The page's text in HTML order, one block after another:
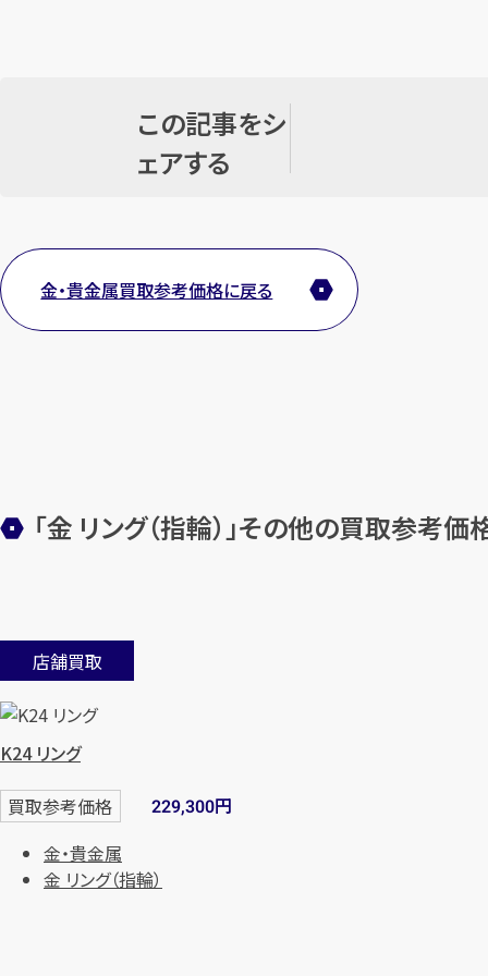
この記事をシ
ェアする
金・貴金属買取参考価格に戻る
「金 リング（指輪）」その他の買取参考価
店舗買取
K24 リング
買取参考価格 229,300円
金・貴金属
金 リング（指輪）